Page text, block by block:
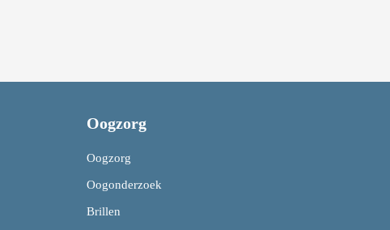
Oogzorg
Oogzorg
Oogonderzoek
Brillen